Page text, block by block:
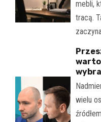
mebli,
tracą.
warto
wielu